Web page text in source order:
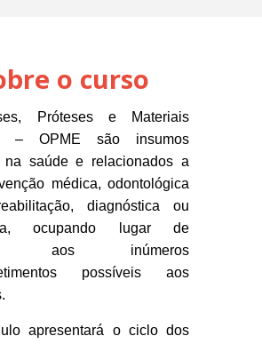
o curso
Próteses e Materiais
– OPME são insumos
na saúde e relacionados a
médica, odontológica
diagnóstica ou
ocupando lugar de
aos inúmeros
possíveis aos
apresentará o ciclo dos